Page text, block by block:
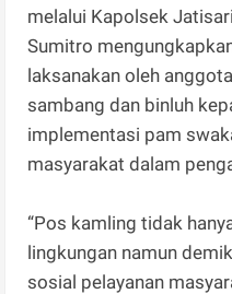
melalui Kapolsek
Sumitro
laksanakan oleh
sambang dan binluh
implementasi pam
masyarakat dalam
“Pos kamling tidak
lingkungan namun
sosial pelayanan